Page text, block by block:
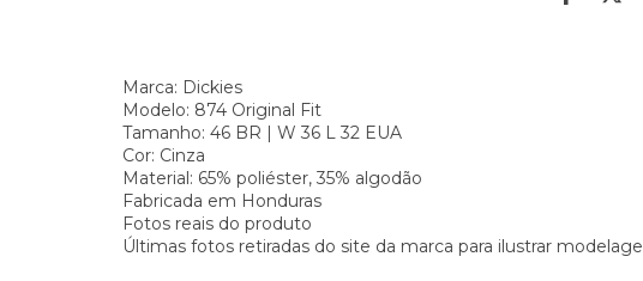
Marca: Dickies
Modelo: 874 Original Fit
Tamanho: 46 BR | W 36 L 32 EUA
Cor: Cinza
Material: 65% poliéster, 35% algodão
Fabricada em Honduras
Fotos reais do produto
Últimas fotos retiradas do site da marca para ilustrar